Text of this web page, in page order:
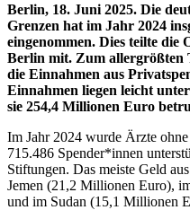
Berlin, 18. Juni 2025. Die
Grenzen hat im Jahr 2024
eingenommen. Dies teilte
Berlin mit. Zum allergrößten
die Einnahmen aus
Einnahmen liegen leicht
sie 254,4 Millionen Euro
Im Jahr 2024 wurde Ärzte
715.486 Spender*innen
Stiftungen. Das meiste Geld
Jemen (21,2 Millionen Euro),
und im Sudan (15,1 Millionen